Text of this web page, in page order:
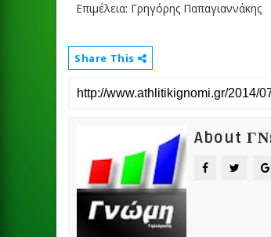
Επιμέλεια: Γρηγόρης Παπαγιαννάκης
Share This
About